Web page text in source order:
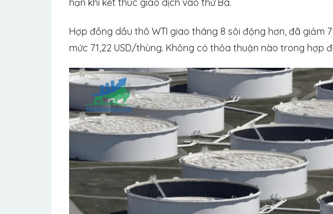
Hợp đồng dầu thô WTI giao tháng 8 sôi động hơn, đã giảm
mức 71,22 USD/thùng. Không có thỏa thuận nào trong hợp